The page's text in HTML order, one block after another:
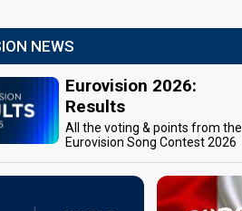
NEWS
Eurovision 2026:
Results
All the voting & points from the
Eurovision Song Contest 2026